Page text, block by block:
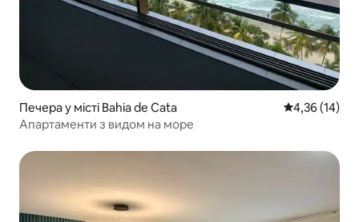
Печера у місті Bahia de Cata Середня
4,36 (14)
Апартаменти з видом на море